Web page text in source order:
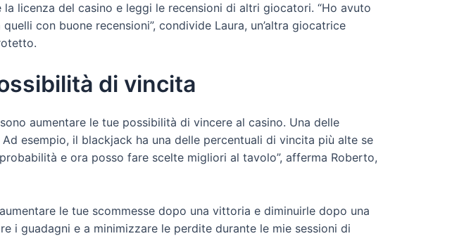
licenza del casino e leggi le recensioni di altri giocatori. “Ho avuto
con buone recensioni”, condivide Laura, un’altra giocatrice
di vincita
aumentare le tue possibilità di vincere al casino. Una delle
esempio, il blackjack ha una delle percentuali di vincita più alte se
e ora posso fare scelte migliori al tavolo”, afferma Roberto,
le tue scommesse dopo una vittoria e diminuirle dopo una
i guadagni e a minimizzare le perdite durante le mie sessioni di